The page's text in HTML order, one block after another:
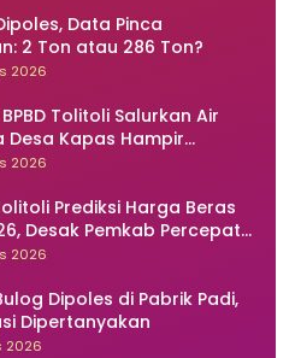
Data Pinca
2 Ton atau 286 Ton?
2026
Tolitoli Salurkan Air
Desa Kapas Hampir
Kekeringan
2026
Prediksi Harga Beras
Desak Pemkab Percepat
2026
Dipoles di Pabrik Padi,
Dipertanyakan
2026